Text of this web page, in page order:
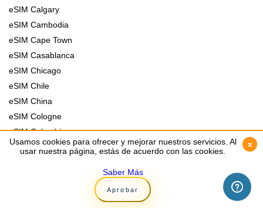
eSIM Calgary
eSIM Cambodia
eSIM Cape Town
eSIM Casablanca
eSIM Chicago
eSIM Chile
eSIM China
eSIM Cologne
eSIM Colombia
eSIM Colombo
Usamos cookies para ofrecer y mejorar nuestros servicios. Al
usar nuestra página, estás de acuerdo con las cookies.
Saber Más
Aprobar
x
Usamos cookies para ofrecer y mejorar nuestros servicios. Al
usar nuestra página, estás de acuerdo con las cookies.
Saber Más
Aprobar
x